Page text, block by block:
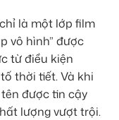
là một lớp film
vô hình” được
từ điều kiện
thời tiết. Và khi
được tin cậy
lượng vượt trội.